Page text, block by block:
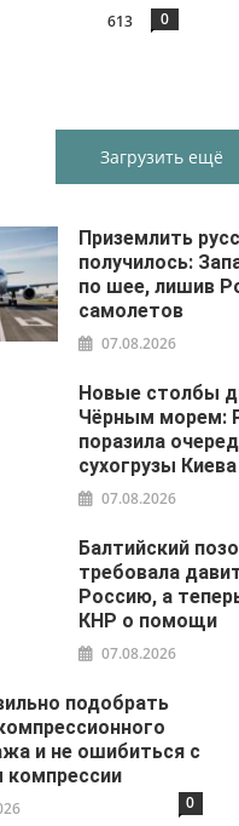
613 0
Загрузить ещё
Приземлить
получилось:
по шее, лишив
самолетов
07.08.2026
Новые столбы
Чёрным морем:
поразила
сухогрузы Киева
07.08.2026
Балтийский
требовала
Россию, а
КНР о помощи
07.08.2026
подобрать
и не ошибиться с
компрессии
0